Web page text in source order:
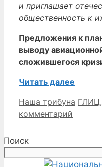
и приглашает
общественность к
Предложения к
выводу
сложившегося
Читать далее
Рубрики
Наша трибуна Метки
ГЛИЦ,
комментарий
Поиск